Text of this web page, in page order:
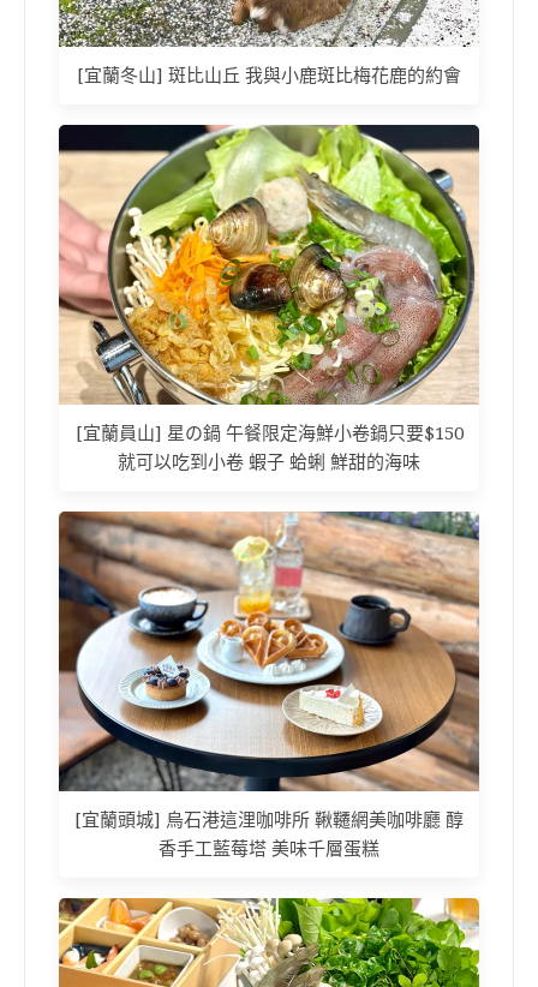
[宜蘭冬山] 斑比山丘 我與小鹿斑比梅花鹿的約會
[宜蘭員山] 星の鍋 午餐限定海鮮小卷鍋只要$150
就可以吃到小卷 蝦子 蛤蜊 鮮甜的海味
[宜蘭頭城] 烏石港這浬咖啡所 鞦韆網美咖啡廳 醇
香手工藍莓塔 美味千層蛋糕